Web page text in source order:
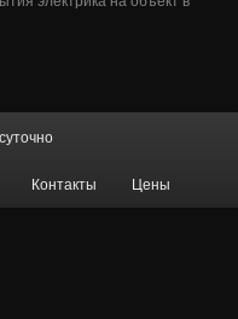
Контакты Цены